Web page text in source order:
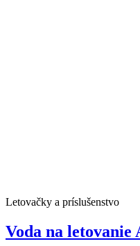
Letovačky a príslušenstvo
Voda na